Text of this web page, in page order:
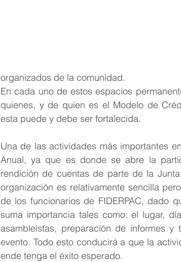
organizados de la comunidad.
En cada uno de estos espacios
quienes, y de quien es el Modelo de
esta puede y debe ser fortalecida.
Una de las actividades más importantes
Anual, ya que es donde se abre la
rendición de cuentas de parte de la
organización es relativamente sencilla
de los funcionarios de FIDERPAC, dado
suma importancia tales como: el lugar,
asambleístas, preparación de informes
evento. Todo esto conducirá a que la
ende tenga el éxito esperado.